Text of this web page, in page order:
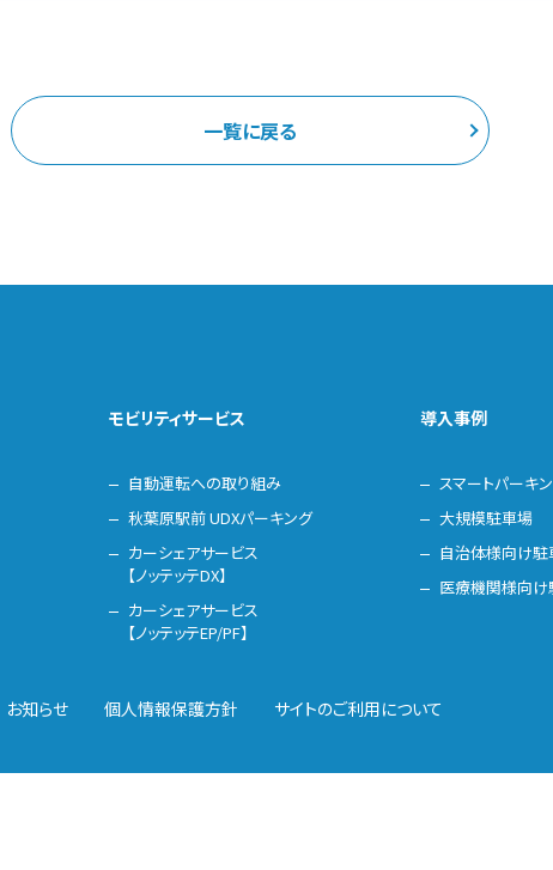
一覧に戻る
モビリティサービス
自動運転への取り組み
秋葉原駅前 UDXパーキング
カーシェアサービス
【ノッテッテDX】
カーシェアサービス
【ノッテッテEP/PF】
導入事例
スマートパーキ
大規模駐車場
自治体様向け駐
医療機関様向
お知らせ 個人情報保護方針 サイトのご利用について